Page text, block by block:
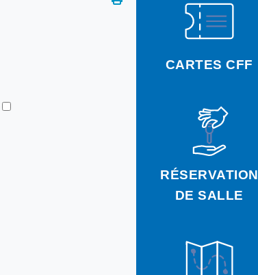
CARTES CFF
RÉSERVATION
DE SALLE